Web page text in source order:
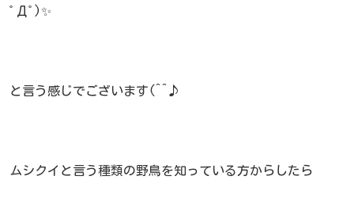
ﾟДﾟ)✨
と言う感じでございます(^^♪
ムシクイと言う種類の野鳥を知っている方からしたら